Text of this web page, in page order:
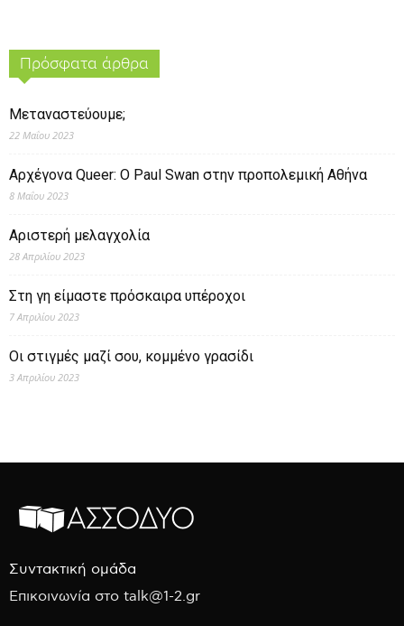
Πρόσφατα άρθρα
Μεταναστεύουμε;
22 Μαΐου 2023
Αρχέγονα Queer: O Paul Swan στην προπολεμική Αθήνα
8 Μαΐου 2023
Αριστερή μελαγχολία
28 Απριλίου 2023
Στη γη είμαστε πρόσκαιρα υπέροχοι
7 Απριλίου 2023
Οι στιγμές μαζί σου, κομμένο γρασίδι
3 Απριλίου 2023
Συντακτική ομάδα
Επικοινωνία στο talk@1-2.gr